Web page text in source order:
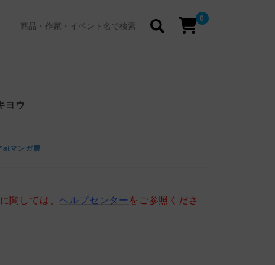
0
ヨウ
atマンガ展
関しては、ヘルプセンター をご参照くださ